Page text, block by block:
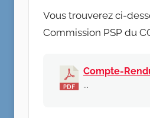
Vous trouverez ci-
Commission PSP du
Compte-
...